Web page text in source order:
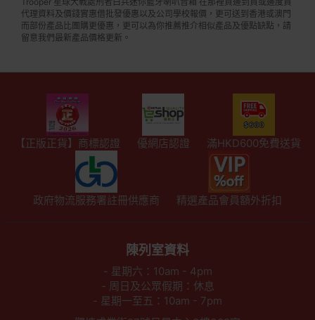
代理資料及價錢實惠借批發優惠以及公司學校報價，更可送到香港或澳門
而部份產品比團購更優惠，更可以為你推薦推介相似產品及優點缺點，請
留意我們最新產品價格更新。
【正版正貨】商標認證 優網店認證 滿HKD600免費送貨
政府物流服務署註冊供應商 精選產品會員額外折扣
陳列室資料
- 星期六：10am - 4pm
- 周日及公眾假期：休息
- 星期一至五：10am - 7pm